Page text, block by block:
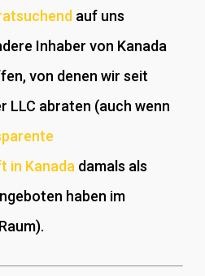
auf uns
Inhaber von Kanada
von denen wir seit
LLC abraten (auch wenn
in Kanada damals als
haben im